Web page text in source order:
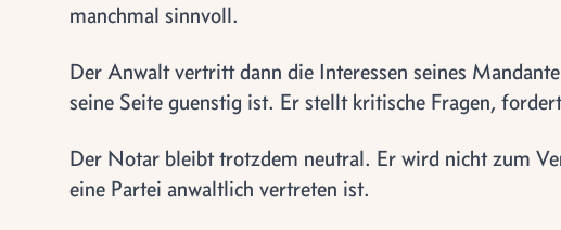
manchmal sinnvoll.
Der Anwalt vertritt dann die Interessen seines
seine Seite guenstig ist. Er stellt kritische Fragen,
Der Notar bleibt trotzdem neutral. Er wird nicht zum
eine Partei anwaltlich vertreten ist.